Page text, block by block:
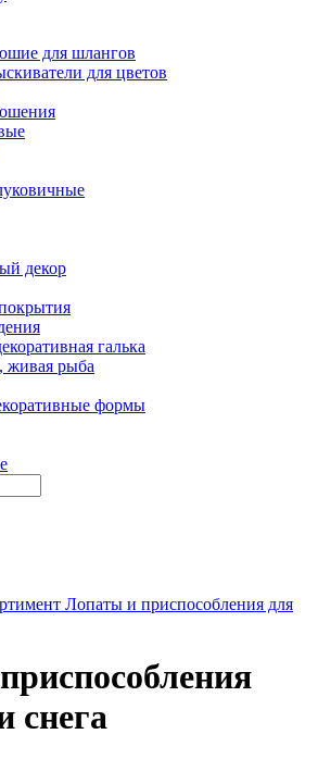
для шлангов
для цветов
декор
галька
живая рыба
формы
Лопаты и приспособления для
снега